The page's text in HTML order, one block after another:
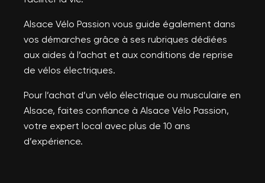
Alsace Vélo Passion vous guide également dans
vos démarches grâce à ses rubriques dédiées
aux aides à l’achat et aux conditions de reprise
de vélos électriques.
Pour l’achat d’un vélo électrique ou musculaire en
Alsace, faites confiance à Alsace Vélo Passion,
votre expert local avec plus de 10 ans
d’expérience.